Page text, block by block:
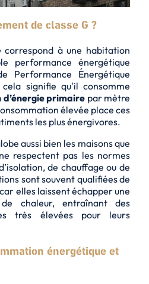
de classe G ?
correspond à une habitation
performance énergétique
Performance Énergétique
signifie qu'il consomme
primaire par mètre
élevée place ces
les plus énergivores.
aussi bien les maisons que
respectent pas les normes
de chauffage ou de
sont souvent qualifiées de
elles laissent échapper une
chaleur, entraînant des
très élevéespour leurs
énergétique et